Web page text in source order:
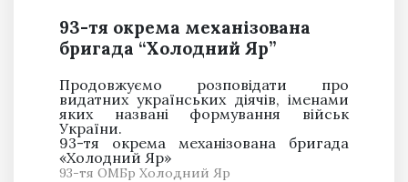
93-тя окрема механізована
бригада “Холодний Яр”
Продовжуємо розповідати про
видатних українських діячів, іменами
яких названі формування військ
України.
93-тя окрема механізована бригада
«Холодний Яр»
93-тя ОМБр Холодний Яр